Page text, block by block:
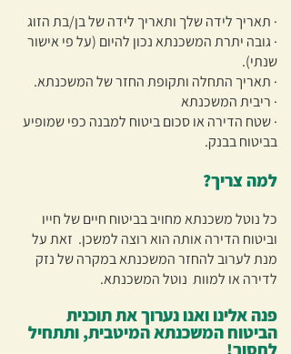
· תאריך לידה שלך ותאריך לידה של בן/בת הזוג
· גובה יתרת המשכנתא נכון להיום (על פי אישור
שנתי).
· תאריך התחלה ותקופת החזר של המשכנתא.
· ריבית המשכנתא
· שטח הדירה או סכום ביטוח למבנה כפי שמופיע
בביטוח בבנק.
למה צריך?
כל נוטל משכנתא מחויב בביטוח חיים של חייו
וביטוח הדירה אותה הוא רוצה למשכן. זאת על
מנת לערוב להחזר המשכנתא במקרה של נזק
לדירה או למוות נוטל המשכנתא.
פנה אלינו ואנו נערוך את תוכנית
הביטוח המשכנתא המיטבית, ותתחיל
לחסוך!